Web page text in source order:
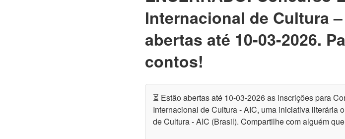
Internacional de Cultura
abertas até 10-03-2026.
contos!
⏳ Estão abertas até 10-03-2026 as inscrições para
Internacional de Cultura - AIC, uma iniciativa literária
de Cultura - AIC (Brasil). Compartilhe com alguém